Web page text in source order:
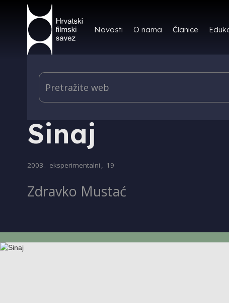
Novosti O nama Članice
PRODUKCIJA
Sinaj
2003 . eksperimentalni , 19'
Zdravko Mustać